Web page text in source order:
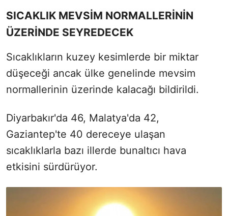
SICAKLIK MEVSİM NORMALLERİNİN
ÜZERİNDE SEYREDECEK
Sıcaklıkların kuzey kesimlerde bir miktar
düşeceği ancak ülke genelinde mevsim
normallerinin üzerinde kalacağı bildirildi.
Diyarbakır'da 46, Malatya'da 42,
Gaziantep'te 40 dereceye ulaşan
sıcaklıklarla bazı illerde bunaltıcı hava
etkisini sürdürüyor.